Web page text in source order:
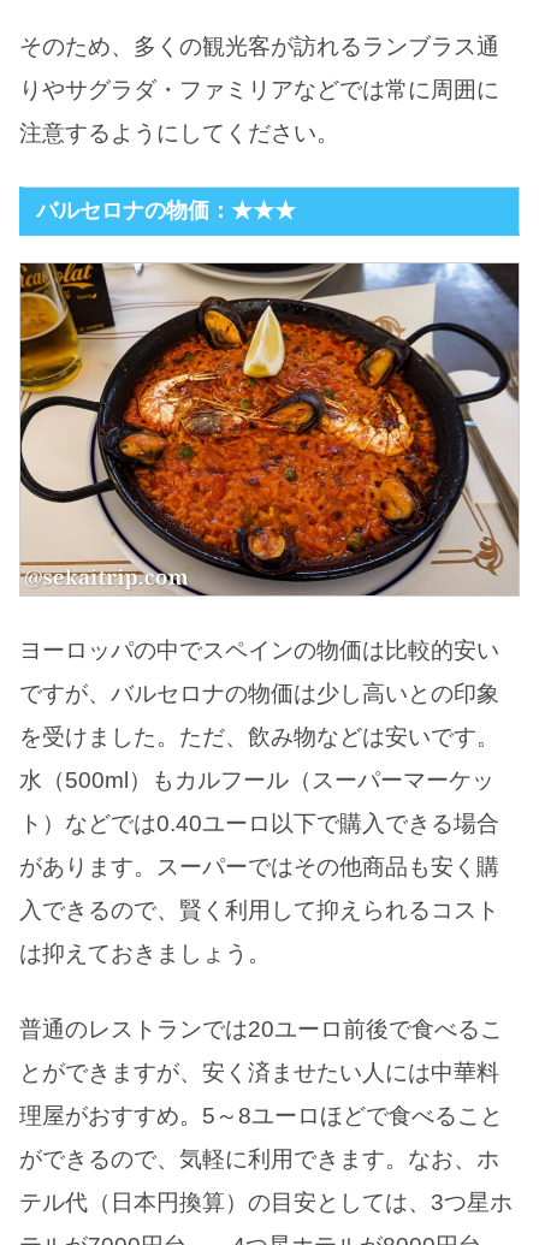
そのため、多くの観光客が訪れるランブラス通
りやサグラダ・ファミリアなどでは常に周囲に
注意するようにしてください。
バルセロナの物価：★★★
ヨーロッパの中でスペインの物価は比較的安い
ですが、バルセロナの物価は少し高いとの印象
を受けました。ただ、飲み物などは安いです。
水（500ml）もカルフール（スーパーマーケッ
ト）などでは0.40ユーロ以下で購入できる場合
があります。スーパーではその他商品も安く購
入できるので、賢く利用して抑えられるコスト
は抑えておきましょう。
普通のレストランでは20ユーロ前後で食べるこ
とができますが、安く済ませたい人には中華料
理屋がおすすめ。5～8ユーロほどで食べること
ができるので、気軽に利用できます。なお、ホ
テル代（日本円換算）の目安としては、3つ星ホ